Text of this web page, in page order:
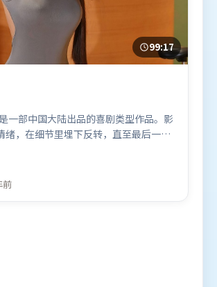
99:17
一部中国大陆出品的喜剧类型作品。影
绪，在细节里埋下反转，直至最后一刻
设计讲究空间与节奏，文戏部分同样
托弗·诺兰执导，段奕宏、宋康昊、孙
美、胡歌等联袂出演。影片于2024年
前